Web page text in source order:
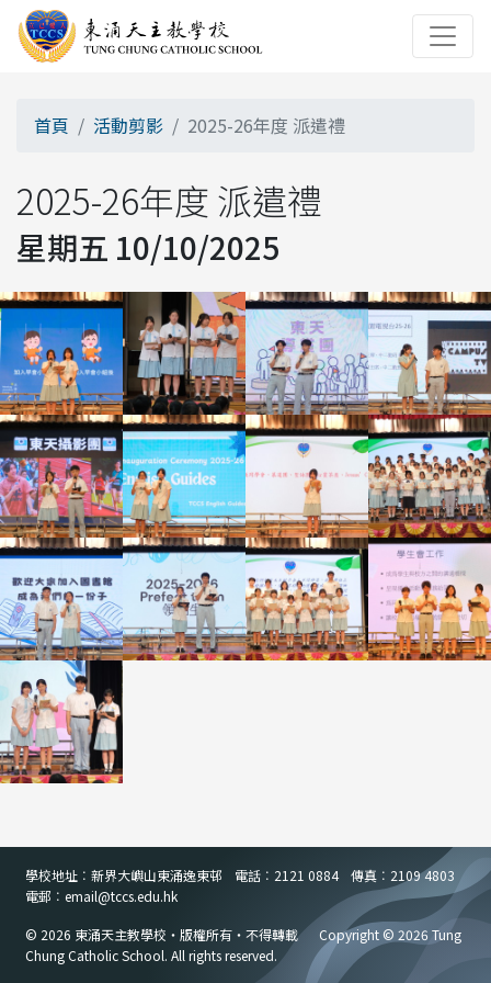
首頁 活動剪影 2025-26年度 派遣禮
2025-26年度 派遣禮
星期五 10/10/2025
學校地址︰新界大嶼山東涌逸東邨 電話︰2121 0884
傳真︰2109 4803
電郵︰email@tccs.edu.hk
© 2026 東涌天主教學校・版權所有・不得轉載
Copyright © 2026 Tung
Chung Catholic School. All rights reserved.